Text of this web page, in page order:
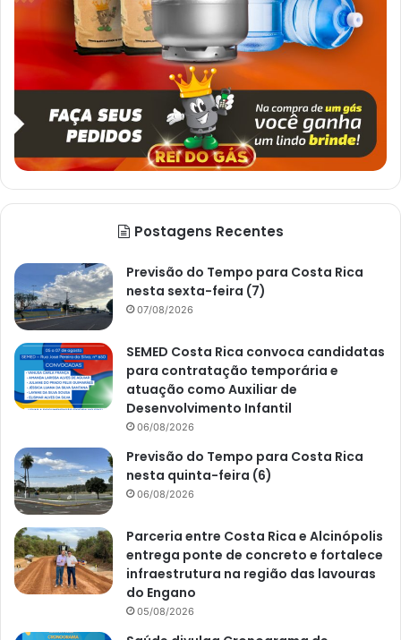
Postagens Recentes
Previsão do Tempo para Costa Rica
nesta sexta-feira (7)
07/08/2026
SEMED Costa Rica convoca candidatas
para contratação temporária e
atuação como Auxiliar de
Desenvolvimento Infantil
06/08/2026
Previsão do Tempo para Costa Rica
nesta quinta-feira (6)
06/08/2026
Parceria entre Costa Rica e Alcinópolis
entrega ponte de concreto e fortalece
infraestrutura na região das lavouras
do Engano
05/08/2026